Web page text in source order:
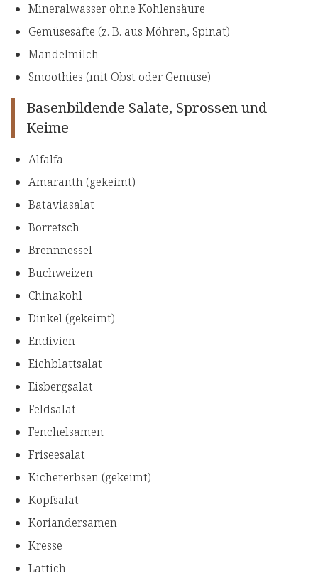
Mineralwasser ohne Kohlensäure
Gemüsesäfte (z. B. aus Möhren, Spinat)
Mandelmilch
Smoothies (mit Obst oder Gemüse)
Basenbildende Salate, Sprossen und
Keime
Alfalfa
Amaranth (gekeimt)
Bataviasalat
Borretsch
Brennnessel
Buchweizen
Chinakohl
Dinkel (gekeimt)
Endivien
Eichblattsalat
Eisbergsalat
Feldsalat
Fenchelsamen
Friseesalat
Kichererbsen (gekeimt)
Kopfsalat
Koriandersamen
Kresse
Lattich